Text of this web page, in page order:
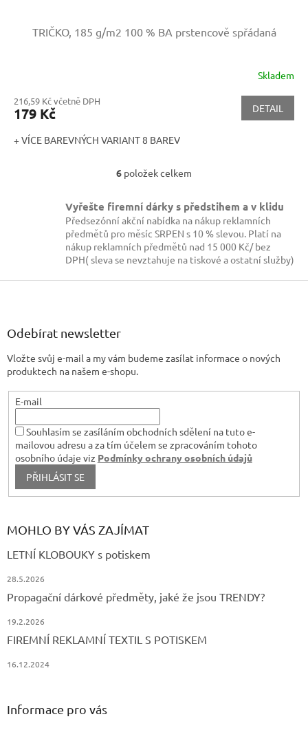
TRIČKO, 185 g/m2 100 % BA prstencově spřádaná
Skladem
216,59 Kč včetně DPH
179 Kč DETAIL
+ VÍCE BAREVNÝCH VARIANT 8 BAREV
O
l
á
d
a
c
p
ý
i
6 položek celkem
Vyřešte firemní dárky s předstihem a v klidu
Předsezónní akční nabídka na nákup reklamních
předmětů pro měsíc SRPEN s 10 % slevou. Platí na
nákup reklamních předmětů nad 15 000 Kč/ bez
DPH( sleva se nevztahuje na tiskové a ostatní služby)
Z
Odebírat newsletter
Vložte svůj e-mail a my vám budeme zasílat informace o nových
produktech na našem e-shopu.
E-mail
Souhlasím se zasíláním obchodních sdělení na tuto e-
mailovou adresu a za tím účelem se zpracováním tohoto
osobního údaje viz Podmínky ochrany osobních údajů
PŘIHLÁSIT SE
MOHLO BY VÁS ZAJÍMAT
LETNÍ KLOBOUKY s potiskem
28.5.2026
Propagační dárkové předměty, jaké že jsou TRENDY?
19.2.2026
FIREMNÍ REKLAMNÍ TEXTIL S POTISKEM
16.12.2024
Informace pro vás